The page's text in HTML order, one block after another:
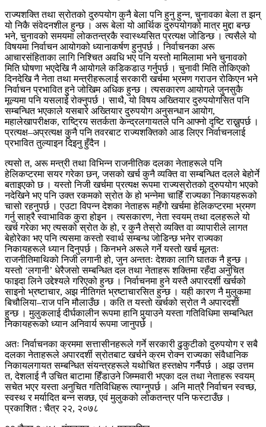
राज्यशक्ति तथा स्रोतको दुरुपयोग कुनै बेला पनि हुनु हुन्न, चुनावका बेला त झन्
यो निकै संवेदनशील हुन्छ । अरू बेला यो आर्थिक दुरुपयोगको मात्र मुद्दा बन्छ
भने, चुनावको समयमा लोकतन्त्रकै स्वास्थ्यसित प्रत्यक्ष जोडिन्छ । त्यसैले यो
विषयमा निर्वाचन आयोगको ध्यानाकर्षण हुनुपर्छ । निर्वाचनका अरू
आचारसंहिताका लागि निश्चित अवधि भए पनि यस्तो मामिलामा भने चुनावको
मिति घोषणा भएदेखि नै आयोगले कडिकडाउ गर्नुपर्छ । चुनावी मिति तोकिएको
दिनदेखि नै नेता तथा मन्त्रीहरूलाई सरकारी खर्चमा भ्रमण गराउन रोकिएन भने
निर्वाचन प्रभावित हुने जोखिम अधिक हुन्छ । त्यसकारण आयोगले जुनसुकै
मूल्यमा पनि यसलाई रोक्नुपर्छ । साथै, यो विषय अख्तियार दुरुपयोगसित पनि
सम्बन्धित भएकाले यसबारे अख्तियार दुरुपयोग अनुसन्धान आयोग,
महालेखापरीक्षक, राष्ट्रिय सतर्कता केन्द्रलगायतले पनि आफ्नो दृष्टि राख्नुपर्छ ।
प्रत्यक्ष–अप्रत्यक्ष कुनै पनि तवरबाट राज्यशक्तिको आड लिएर निर्वाचनलाई
प्रभावित तुल्याइन दिइनु हुँदैन ।
त्यसो त, अरू मन्त्री तथा विभिन्न राजनीतिक दलका नेताहरूले पनि
हेलिकप्टरमा सयर गरेका छन्, जसको खर्च कुनै व्यक्ति वा सम्बन्धित दलले बेहोर्ने
बताइएको छ । यस्तो निजी खर्चमा प्रत्यक्ष रूपमा राज्यस्रोतको दुरुपयोग भएको
नदेखिने भए पनि उक्त रकमको स्रोत के हो भन्नेमा चाहिँ राज्यका निकायहरूको
चासो रहनुपर्छ । एउटा विपन्न देशका नेताहरू महँगो खर्चमा हेलिकप्टरमा भ्रमण
गर्नु साह्रै स्वाभाविक कुरा होइन । त्यसकारण, नेता स्वयम् तथा दलहरूले यो
खर्च गरेका भए त्यसको स्रोत के हो, र कुनै तेस्रो व्यक्ति वा व्यापारीले लागत
बेहोरेका भए पनि त्यसमा कस्तो स्वार्थ सम्बन्ध जोडिन्छ भनेर राज्यका
निकायहरूले ध्यान दिनुपर्छ । किनभने अरूले गर्ने यस्तो खर्च मूलतः
राजनीतिमाथिको निजी लगानी हो, जुन अन्ततः देशका लागि घातक नै हुन्छ ।
यस्तो ‘लगानी’ धेरैजसो सम्बन्धित दल तथा नेताहरू शक्तिमा रहँदा अनुचित
फाइदा लिने उद्देश्यले गरिएको हुन्छ । निर्वाचनमा हुने यस्तै अपारदर्शी खर्चको
साइनो भ्रष्टाचार, अझ नीतिगत भ्रष्टाचारसित हुन्छ । यही कारण नै मुलुकमा
बिचौलिया–राज पनि मौलाउँछ । कति त यस्तो खर्चको स्रोत नै अपारदर्शी
हुन्छ । मुलुकलाई दीर्घकालीन रूपमा हानि पुर्‍याउने यस्ता गतिविधिमा सम्बन्धित
निकायहरूको ध्यान अनिवार्य रूपमा जानुपर्छ ।
अतः निर्वाचनका क्रममा सत्तासीनहरूले गर्ने सरकारी ढुकुटीको दुरुपयोग र सबै
दलका नेताहरूले अपारदर्शी स्रोतबाट खर्चने क्रम रोक्न राज्यका संवैधानिक
निकायलगायत सम्बन्धित संयन्त्रहरूले यथोचित हस्तक्षेप गर्नैपर्छ । अझ उत्तम
त, देशलाई नै उचित बाटामा हिँडाउने जिम्मवारी भएका दल तथा नेताहरू स्वयम्
सचेत भएर यस्ता अनुचित गतिविधिहरू त्याग्नुपर्छ । अनि मात्रै निर्वाचन स्वच्छ,
स्वस्थ र मर्यादित बन्न सक्छ, एवं मुलुकको लोकतन्त्र पनि फस्टाउँछ ।
प्रकाशित : चैत्र २२, २०७८